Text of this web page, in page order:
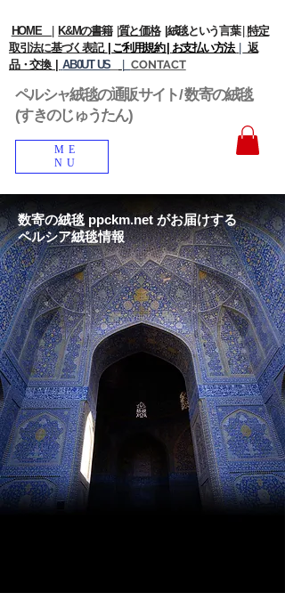
HOME K&Mの書籍| 質と価格| 絨毯という言葉 |特定
取引法に基づく表記
| ご利用規約 | お支払い方法
返
品・交換 |
AB0UT US CONTACT
ペルシャ絨毯の通販サイト/ 数寄の絨毯
(すきのじゅうたん)
ME
NU
数寄の絨毯 ppckm.net がお届けする
ペルシア絨毯情報